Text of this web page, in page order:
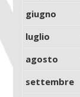
giugno
luglio
agosto
settembre